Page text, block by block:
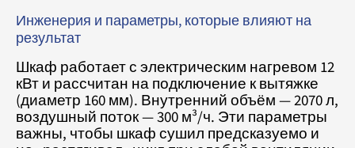
Инженерия и параметры, которые влияют на
результат
Шкаф работает с электрическим нагревом 12
кВт и рассчитан на подключение к вытяжке
(диаметр 160 мм). Внутренний объём — 2070 л,
воздушный поток — 300 м³/ч. Эти параметры
важны, чтобы шкаф сушил предсказуемо и